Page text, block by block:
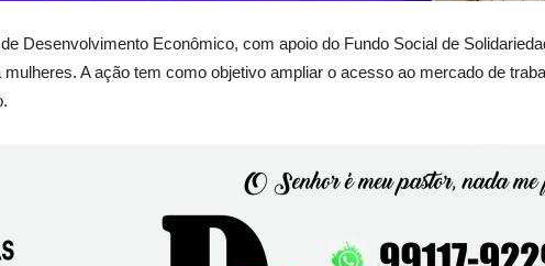
Desenvolvimento Econômico, com apoio do Fundo Social de
A ação tem como objetivo ampliar o acesso ao mercado de